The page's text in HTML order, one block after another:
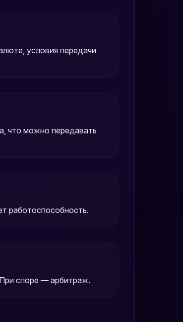
условия передачи
что можно передавать
работоспособность.
споре — арбитраж.